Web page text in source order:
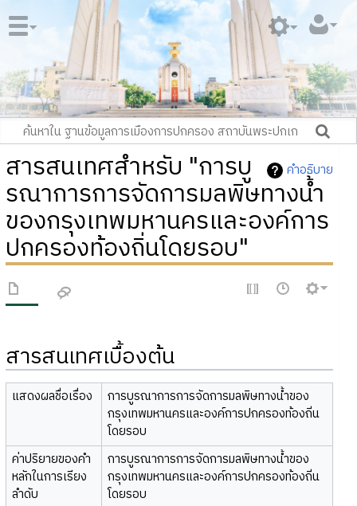
คำอธิบาย
สารสนเทศสำหรับ "การบู
รณาการการจัดการมลพิษทางน้ำ
ของกรุงเทพมหานครและองค์การ
ปกครองท้องถิ่นโดยรอบ"
สารสนเทศเบื้องต้น
แสดงผลชื่อเรื่อง
การบูรณาการการจัดการมลพิษทางน้ำของ
กรุงเทพมหานครและองค์การปกครองท้องถิ่น
โดยรอบ
ค่าปริยายของคำ
หลักในการเรียง
ลำดับ
การบูรณาการการจัดการมลพิษทางน้ำของ
กรุงเทพมหานครและองค์การปกครองท้องถิ่น
โดยรอบ